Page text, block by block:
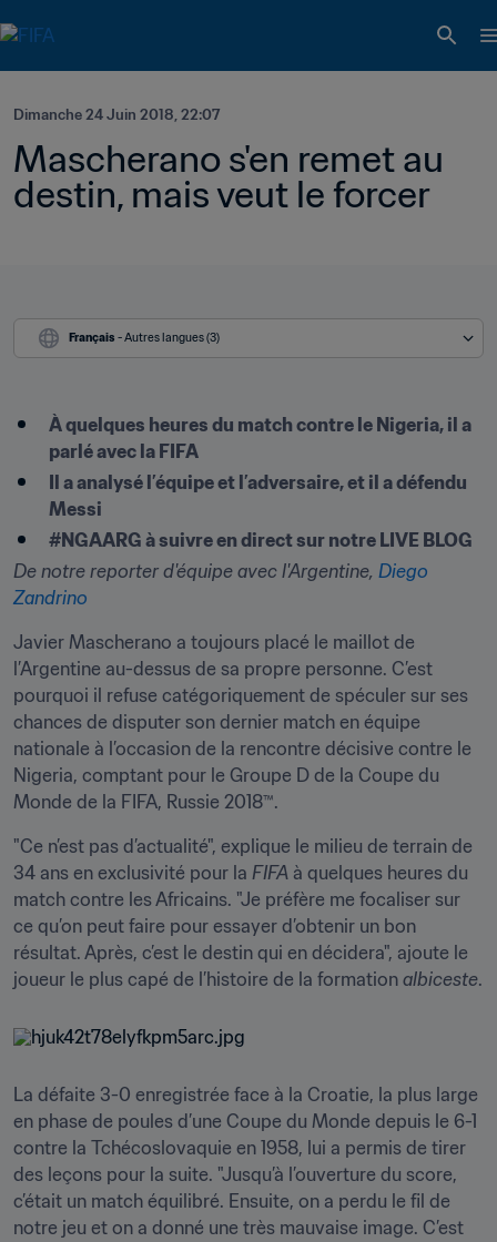
Dimanche 24 Juin 2018, 22:07
Mascherano s'en remet au
destin, mais veut le forcer
Français - Autres langues (3)
À quelques heures du match contre le Nigeria, il a
parlé avec la FIFA
Il a analysé l’équipe et l’adversaire, et il a défendu
Messi
#NGAARG à suivre en direct sur notre LIVE BLOG
De notre reporter d'équipe avec l'Argentine, Diego
Zandrino
Javier Mascherano a toujours placé le maillot de
l’Argentine au-dessus de sa propre personne. C’est
pourquoi il refuse catégoriquement de spéculer sur ses
chances de disputer son dernier match en équipe
nationale à l’occasion de la rencontre décisive contre le
Nigeria, comptant pour le Groupe D de la Coupe du
Monde de la FIFA, Russie 2018™.
"Ce n’est pas d’actualité", explique le milieu de terrain de
34 ans en exclusivité pour la FIFA à quelques heures du
match contre les Africains. "Je préfère me focaliser sur
ce qu’on peut faire pour essayer d’obtenir un bon
résultat. Après, c’est le destin qui en décidera", ajoute le
joueur le plus capé de l’histoire de la formation albiceste.
La défaite 3-0 enregistrée face à la Croatie, la plus large
en phase de poules d’une Coupe du Monde depuis le 6-1
contre la Tchécoslovaquie en 1958, lui a permis de tirer
des leçons pour la suite. "Jusqu’à l’ouverture du score,
c’était un match équilibré. Ensuite, on a perdu le fil de
notre jeu et on a donné une très mauvaise image. C’est